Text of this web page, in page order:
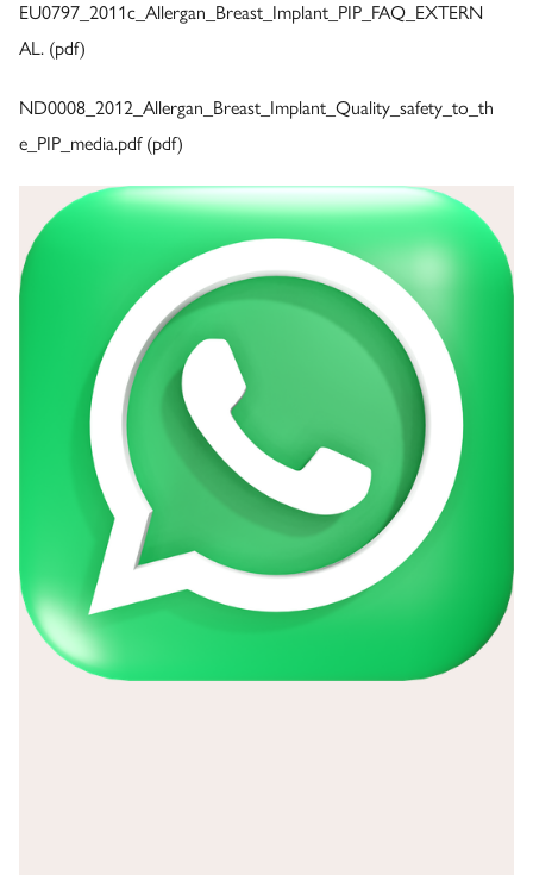
EU0797_2011c_Allergan_Breast_Implant_PIP_FAQ_EXTERN
AL. (pdf)
ND0008_2012_Allergan_Breast_Implant_Quality_safety_to_th
e_PIP_media.pdf(pdf)